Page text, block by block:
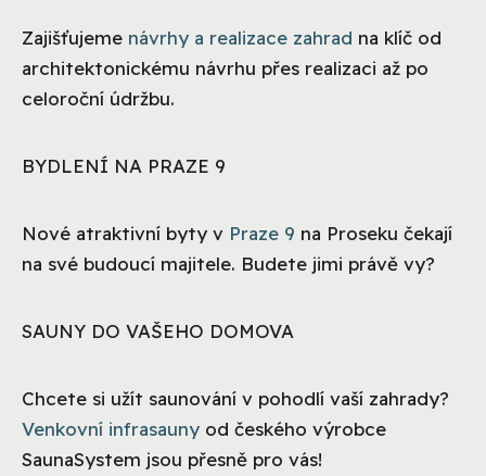
Zajišťujeme návrhy a realizace zahrad na klíč od
architektonickému návrhu přes realizaci až po
celoroční údržbu.
BYDLENÍ NA PRAZE 9
Nové atraktivní byty v Praze 9 na Proseku čekají
na své budoucí majitele. Budete jimi právě vy?
SAUNY DO VAŠEHO DOMOVA
Chcete si užít saunování v pohodlí vaší zahrady?
Venkovní infrasauny od českého výrobce
SaunaSystem jsou přesně pro vás!